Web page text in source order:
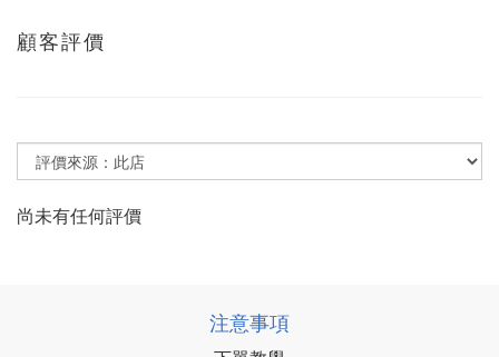
顧客評價
尚未有任何評價
注意事項